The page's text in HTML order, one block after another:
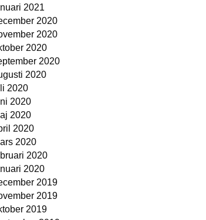
2021
2020
2020
2020
2020
2020
2020
2020
2020
2020
2020
2020
2020
2019
2019
2019